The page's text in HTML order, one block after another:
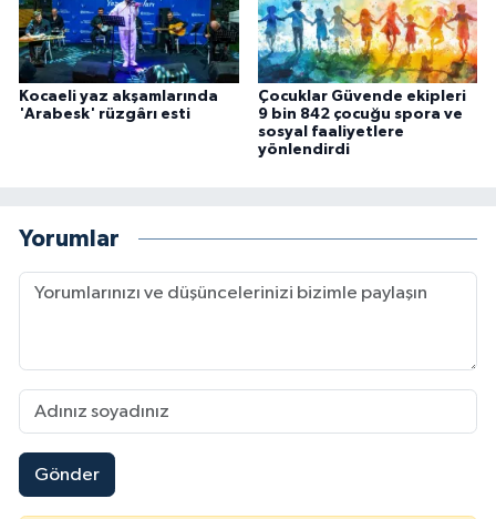
Kocaeli yaz akşamlarında
'Arabesk' rüzgârı esti
Çocuklar Güvende ekipleri
9 bin 842 çocuğu spora ve
sosyal faaliyetlere
yönlendirdi
Yorumlar
Gönder